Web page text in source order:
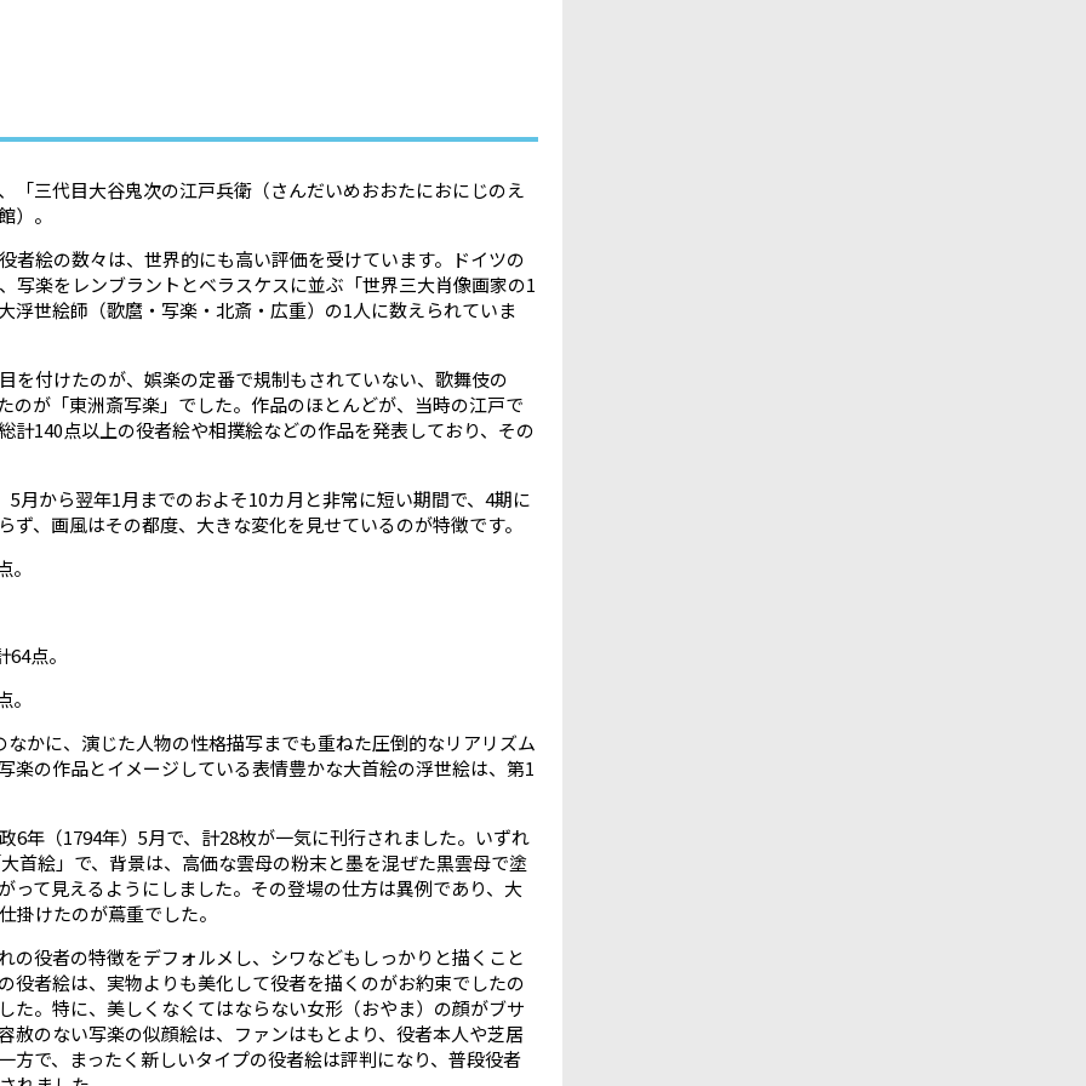
「三代目大谷鬼次の江戸兵衛（さんだいめおおたにおにじのえ
）。
者絵の数々は、世界的にも高い評価を受けています。ドイツの
写楽をレンブラントとベラスケスに並ぶ「世界三大肖像画家の1
浮世絵師（歌麿・写楽・北斎・広重）の1人に数えられていま
を付けたのが、娯楽の定番で規制もされていない、歌舞伎の
のが「東洲斎写楽」でした。作品のほとんどが、当時の江戸で
計140点以上の役者絵や相撲絵などの作品を発表しており、その
5月から翌年1月までのおよそ10カ月と非常に短い期間で、 4期に
、画風はその都度、大きな変化を見せているのが特徴です。
。
64点。
。
かに、演じた人物の性格描写までも重ねた圧倒的なリアリズム
楽の作品とイメージしている表情豊かな大首絵の浮世絵は、第1
6年（1794年） 5月で、計28枚が一気に刊行されました。いずれ
首絵」で、背景は、高価な雲母の粉末と墨を混ぜた黒雲母で塗
って見えるようにしました。その登場の仕方は異例であり、大
掛けたのが蔦重でした。
の役者の特徴をデフォルメし、シワなどもしっかりと描くこと
役者絵は、実物よりも美化して役者を描くのがお約束でしたの
た。特に、美しくなくてはならない女形（おやま）の顔がブサ
赦のない写楽の似顔絵は、ファンはもとより、役者本人や芝居
方で、まったく新しいタイプの役者絵は評判になり、普段役者